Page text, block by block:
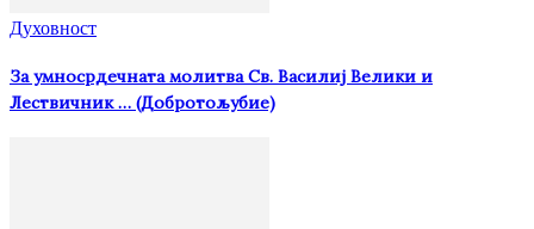
Духовност
За умносрдечната молитва Св. Василиј Велики и
Лествичник … (Добротољубие)